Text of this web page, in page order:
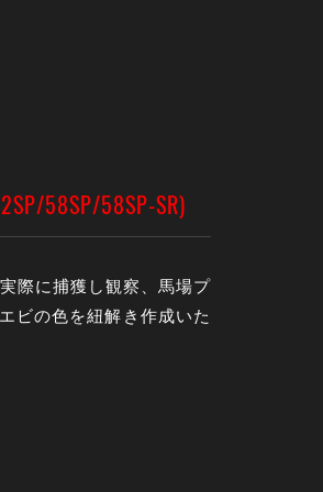
58SP/58SP-SR)
際に捕獲し観察、馬場プ
ビの色を紐解き作成いた